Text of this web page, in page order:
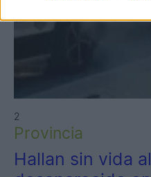
2
Provincia
Hallan sin vida